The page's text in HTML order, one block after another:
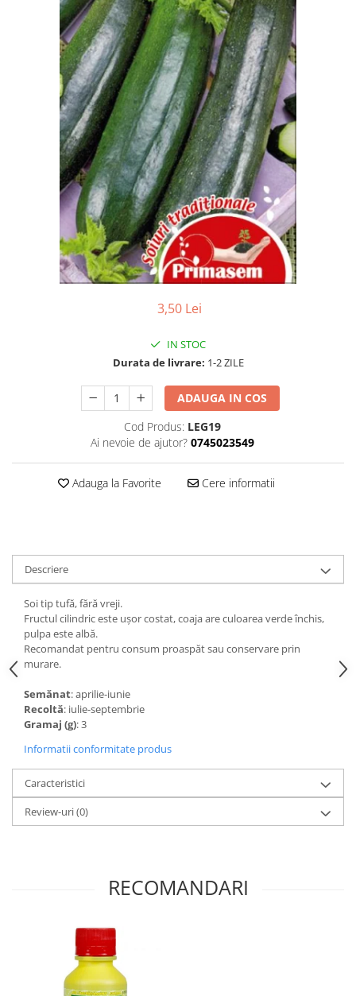
3,50 Lei
IN STOC
Durata de livrare: 1-2 ZILE
ADAUGA IN COS
Cod Produs: LEG19
Ai nevoie de ajutor? 0745023549
Adauga la Favorite Cere informatii
Descriere
Soi tip tufă, fără vreji.
Fructul cilindric este uşor costat, coaja are culoarea verde închis,
pulpa este albă.
Recomandat pentru consum proaspăt sau conservare prin
murare.
Semănat: aprilie-iunie
Recoltă: iulie-septembrie
Gramaj (g): 3
Informatii conformitate produs
Caracteristici
Review-uri(0)
RECOMANDARI